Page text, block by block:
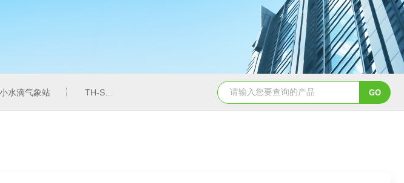
水滴气象站 TH-SZZL水质总磷监测仪 TH-LD1雷电预警监测站 TH-GS6管式土